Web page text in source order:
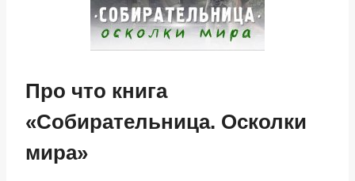
Про что книга
«Собирательница. Осколки
мира»